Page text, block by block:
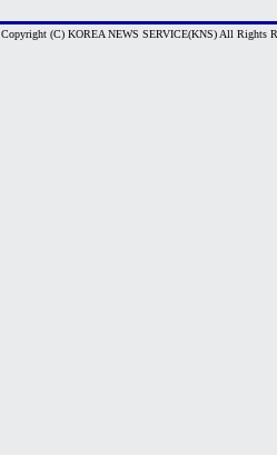
Copyright (C) KOREA NEWS SERVICE(KNS) All Rights